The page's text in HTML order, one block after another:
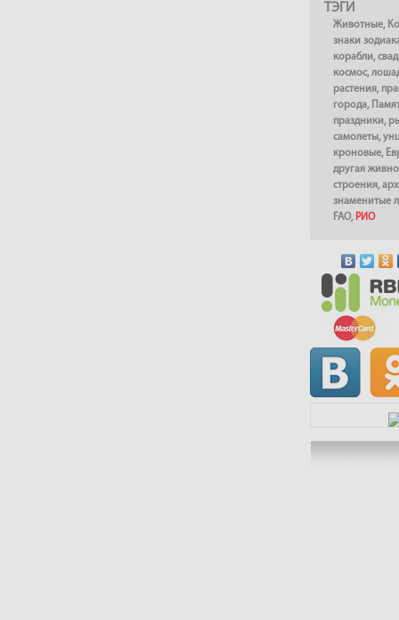
ТЭГИ
Животные,
знаки
корабли,
космос,
растения,
города,
праздники,
самолеты,
кроновые,
другая
строения,
знаменитые
FAO, РИО